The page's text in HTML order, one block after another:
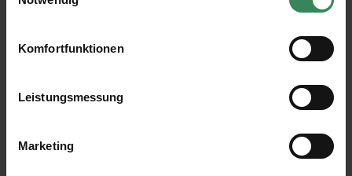
Link „Cookie-Einstellungen“ im Fußbereich der Seite
verwendeten Technologien und den Empfängern der
Daten finden Sie in unserer Datenschutzerklärung.
Komfortfunktionen
Leistungsmessung
Marketing